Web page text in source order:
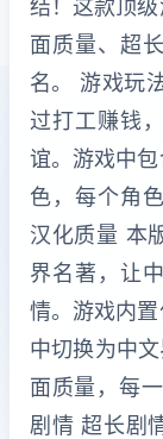
结！这款顶
面质量、超
名。 游戏玩
过打工赚钱
谊。游戏中
色，每个角
汉化质量 本
界名著，让
情。游戏内
中切换为中
面质量，每
剧情 超长剧